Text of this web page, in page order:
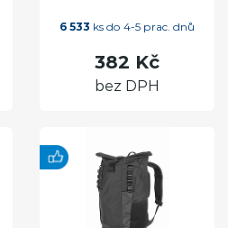
6 533 ks do 4-5 prac. dnů
382 Kč
bez DPH